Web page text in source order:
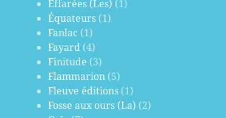
Effarées (Les) (1)
Équateurs (1)
Fanlac (1)
Fayard (4)
Finitude (3)
Flammarion (5)
Fleuve éditions (1)
Fosse aux ours (La) (2)